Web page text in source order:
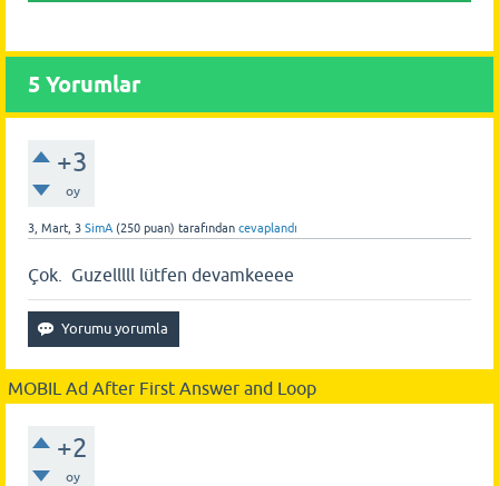
5 Yorumlar
+3
oy
3, Mart, 3 SimA (250 puan) tarafından cevaplandı
Çok. Guzelllll lütfen devamkeeee
MOBIL Ad After First Answer and Loop
+2
oy